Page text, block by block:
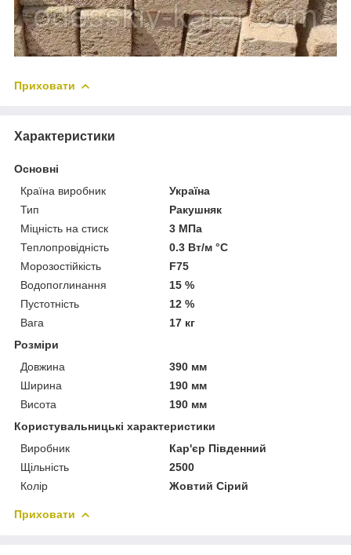
Приховати
Характеристики
Основні
Країна виробник
Україна
Тип
Ракушняк
Міцність на стиск
3 МПа
Теплопровідність
0.3 Вт/м °С
Морозостійкість
F75
Водопоглинання
15 %
Пустотність
12 %
Вага
17 кг
Розміри
Довжина
390 мм
Ширина
190 мм
Висота
190 мм
Користувальницькі характеристики
Виробник
Кар'єр Південний
Щільність
2500
Колір
Жовтий Сірий
Приховати